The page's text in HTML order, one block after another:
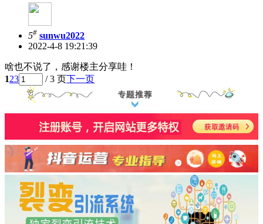
5# sunwu2022
2022-4-8 19:21:39
啥也不说了，感谢楼主分享哇！
123 / 3 页下一页